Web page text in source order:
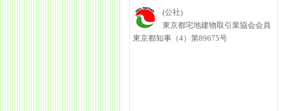
(公社)
東京都宅地建物取引業協会会員
東京都知事（4）第89675号